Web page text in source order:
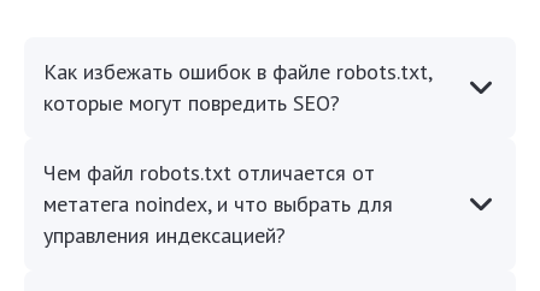
Как избежать ошибок в файле robots.txt,
которые могут повредить SEO?
Чем файл robots.txt отличается от
метатега noindex, и что выбрать для
управления индексацией?